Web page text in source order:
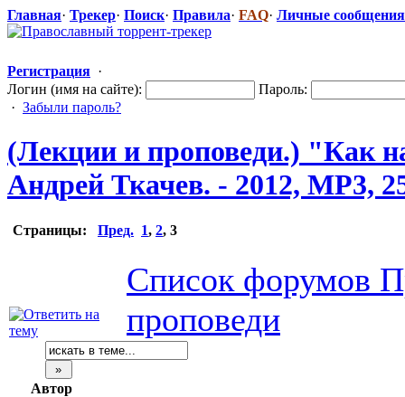
Главная· Трекер· Поиск· Правила· FAQ· Личные сообщения
Регистрация ·
Логин (имя на сайте):
Пароль:
· Забыли пароль?
(Лекции и проповеди.) "Как
Андрей Ткачев. - 2012, MP3,
Страницы: Пред. 1, 2, 3
Список форумов
проповеди
Автор